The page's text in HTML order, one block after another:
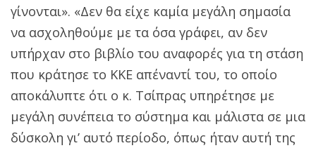
γίνονται». «Δεν θα είχε καμία μεγάλη σημασία
να ασχοληθούμε με τα όσα γράφει, αν δεν
υπήρχαν στο βιβλίο του αναφορές για τη στάση
που κράτησε το ΚΚΕ απέναντί του, το οποίο
αποκάλυπτε ότι ο κ. Τσίπρας υπηρέτησε με
μεγάλη συνέπεια το σύστημα και μάλιστα σε μια
δύσκολη γι’ αυτό περίοδο, όπως ήταν αυτή της